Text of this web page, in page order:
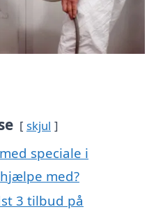
skjul
speciale i
med?
3 tilbud på